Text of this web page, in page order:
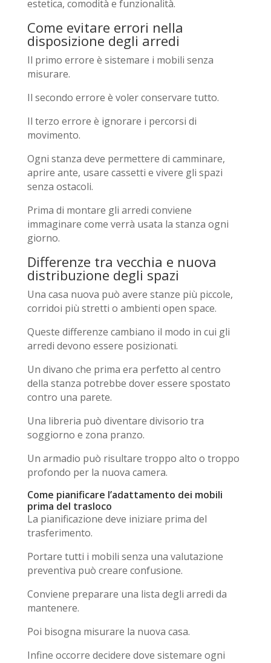
estetica, comodità e funzionalità.
Come evitare errori nella
disposizione degli arredi
Il primo errore è sistemare i mobili senza
misurare.
Il secondo errore è voler conservare tutto.
Il terzo errore è ignorare i percorsi di
movimento.
Ogni stanza deve permettere di camminare,
aprire ante, usare cassetti e vivere gli spazi
senza ostacoli.
Prima di montare gli arredi conviene
immaginare come verrà usata la stanza ogni
giorno.
Differenze tra vecchia e nuova
distribuzione degli spazi
Una casa nuova può avere stanze più piccole,
corridoi più stretti o ambienti open space.
Queste differenze cambiano il modo in cui gli
arredi devono essere posizionati.
Un divano che prima era perfetto al centro
della stanza potrebbe dover essere spostato
contro una parete.
Una libreria può diventare divisorio tra
soggiorno e zona pranzo.
Un armadio può risultare troppo alto o troppo
profondo per la nuova camera.
Come pianificare l’adattamento dei mobili
prima del trasloco
La pianificazione deve iniziare prima del
trasferimento.
Portare tutti i mobili senza una valutazione
preventiva può creare confusione.
Conviene preparare una lista degli arredi da
mantenere.
Poi bisogna misurare la nuova casa.
Infine occorre decidere dove sistemare ogni